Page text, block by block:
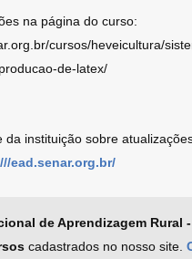
na página do curso:
cursos/heveicultura/
de-latex/
da instituição sobre
ead.senar.org.br/
de Aprendizagem Rural -
cadastrados no nosso site.